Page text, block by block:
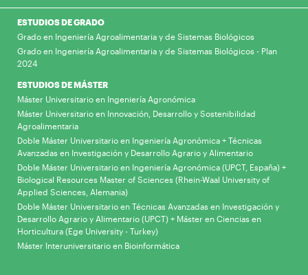
ESTUDIOS DE GRADO
Grado en Ingeniería Agroalimentaria y de Sistemas Biológicos
Grado en Ingeniería Agroalimentaria y de Sistemas Biológicos - Plan
2024
ESTUDIOS DE MÁSTER
Máster Universitario en Ingeniería Agronómica
Máster Universitario en Innovación, Desarrollo y Sostenibilidad
Agroalimentaria
Doble Máster Universitario en Ingeniería Agronómica + Técnicas
Avanzadas en Investigación y Desarrollo Agrario y Alimentario
Doble Máster Universitario en Ingeniería Agronómica (UPCT, España) +
Biological Resources Master of Sciences (Rhein-Waal University of
Applied Sciences, Alemania)
Doble Máster Universitario en Técnicas Avanzadas en Investigación y
Desarrollo Agrario y Alimentario (UPCT) + Máster en Ciencias en
Horticultura (Ege University - Turkey)
Máster Interuniversitario en Bioinformática